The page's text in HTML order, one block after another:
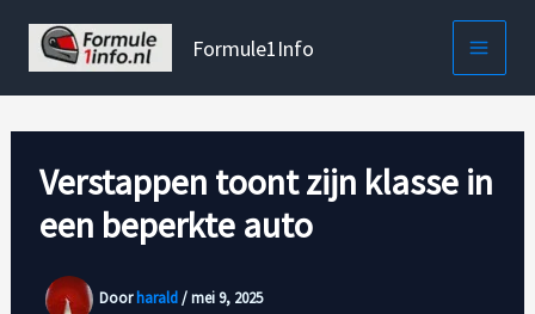
Formule1Info
Verstappen toont zijn klasse in
een beperkte auto
Doorharald/mei 9, 2025